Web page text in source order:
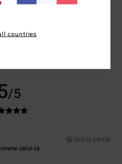
/5
Achat vérifié
celui-là
countries